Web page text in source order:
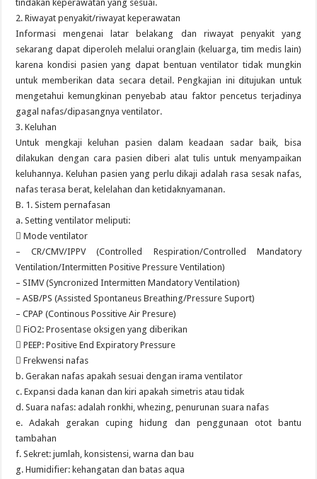
tindakan keperawatan yang sesuai.
2. Riwayat penyakit/riwayat keperawatan
Informasi mengenai latar belakang dan riwayat penyakit yang
sekarang dapat diperoleh melalui oranglain (keluarga, tim medis lain)
karena kondisi pasien yang dapat bentuan ventilator tidak mungkin
untuk memberikan data secara detail. Pengkajian ini ditujukan untuk
mengetahui kemungkinan penyebab atau faktor pencetus terjadinya
gagal nafas/dipasangnya ventilator.
3. Keluhan
Untuk mengkaji keluhan pasien dalam keadaan sadar baik, bisa
dilakukan dengan cara pasien diberi alat tulis untuk menyampaikan
keluhannya. Keluhan pasien yang perlu dikaji adalah rasa sesak nafas,
nafas terasa berat, kelelahan dan ketidaknyamanan.
B. 1. Sistem pernafasan
a. Setting ventilator meliputi:
 Mode ventilator
– CR/CMV/IPPV (Controlled Respiration/Controlled Mandatory
Ventilation/Intermitten Positive Pressure Ventilation)
– SIMV (Syncronized Intermitten Mandatory Ventilation)
– ASB/PS (Assisted Spontaneus Breathing/Pressure Suport)
– CPAP (Continous Possitive Air Presure)
 FiO2: Prosentase oksigen yang diberikan
 PEEP: Positive End Expiratory Pressure
 Frekwensi nafas
b. Gerakan nafas apakah sesuai dengan irama ventilator
c. Expansi dada kanan dan kiri apakah simetris atau tidak
d. Suara nafas: adalah ronkhi, whezing, penurunan suara nafas
e. Adakah gerakan cuping hidung dan penggunaan otot bantu
tambahan
f. Sekret: jumlah, konsistensi, warna dan bau
g. Humidifier: kehangatan dan batas aqua